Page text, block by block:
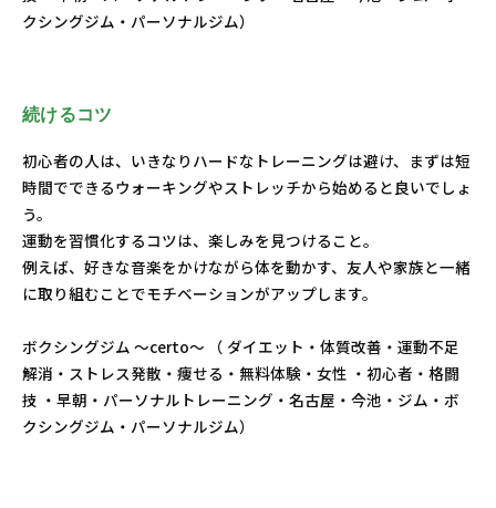
クシングジム・パーソナルジム）
続けるコツ
初心者の人は、いきなりハードなトレーニングは避け、まずは短
時間でできるウォーキングやストレッチから始めると良いでしょ
う。
運動を習慣化するコツは、楽しみを見つけること。
例えば、好きな音楽をかけながら体を動かす、友人や家族と一緒
に取り組むことでモチベーションがアップします。
ボクシングジム ～certo～ （ ダイエット・体質改善・運動不足
解消・ストレス発散・痩せる・無料体験・女性 ・初心者・格闘
技 ・早朝・パーソナルトレーニング・名古屋・今池・ジム・ボ
クシングジム・パーソナルジム）